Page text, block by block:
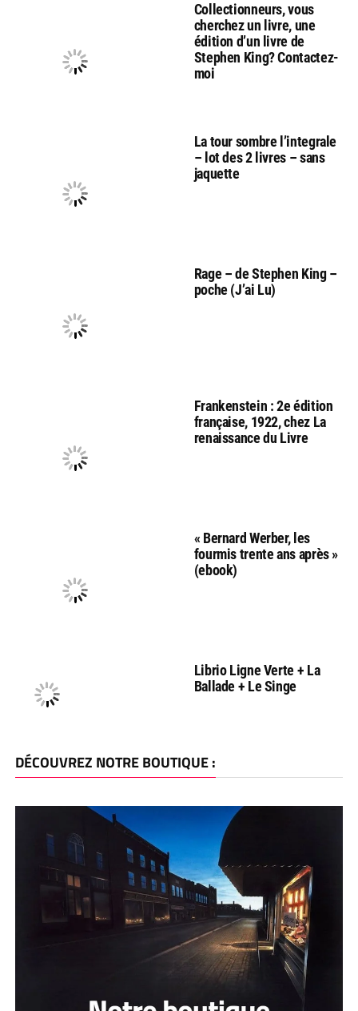
Collectionneurs, vous
cherchez un livre, une
édition d’un livre de
Stephen King? Contactez-
moi
La tour sombre l’integrale
– lot des 2 livres – sans
jaquette
Rage – de Stephen King –
poche (J’ai Lu)
Frankenstein : 2e édition
française, 1922, chez La
renaissance du Livre
« Bernard Werber, les
fourmis trente ans après »
(ebook)
Librio Ligne Verte + La
Ballade + Le Singe
DÉCOUVREZ NOTRE BOUTIQUE :